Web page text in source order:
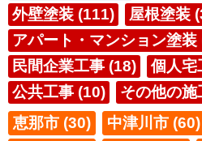
外壁塗装 (111)
屋根塗装
アパート・マンション塗装
民間企業工事 (18)
個人宅
公共工事 (10)
その他の施
恵那市 (30)
中津川市 (60)